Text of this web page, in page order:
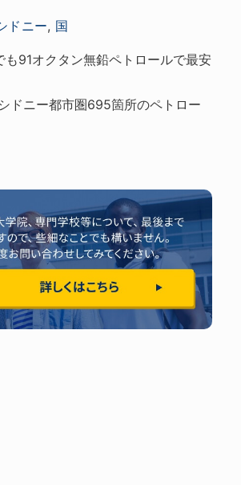
ドニー, 国
91オクタン無鉛ペトロールで最安
ドニー都市圏695箇所のペトロー